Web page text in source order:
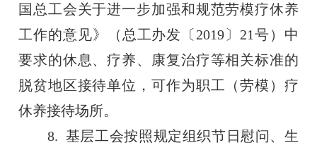
国总工会关于进一步加强和规范劳模疗休养
工作的意见》（总工办发〔2019〕21号）中
要求的休息、疗养、康复治疗等相关标准的
脱贫地区接待单位，可作为职工（劳模）疗
休养接待场所。
8. 基层工会按照规定组织节日慰问、生